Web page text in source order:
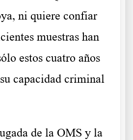
ni quiere confiar
muestras han
estos cuatro años
capacidad criminal
de la OMS y la